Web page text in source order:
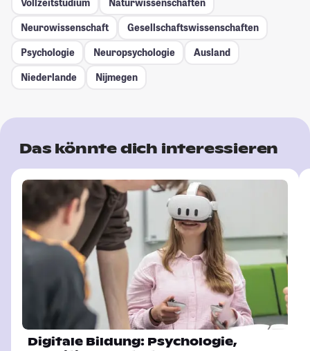
Neurowissenschaft
Gesellschafts­wissenschaften
Psychologie
Neuropsychologie
Ausland
Niederlande
Nijmegen
Das könnte dich interessieren
Digitale Bildung: Psychologie,